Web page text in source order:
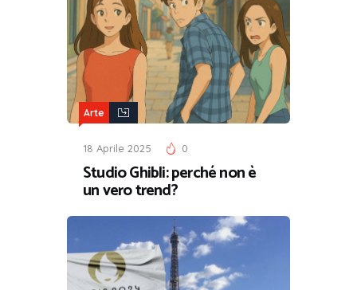
Arte
18 Aprile 2025 0
Studio Ghibli: perché non è
un vero trend?